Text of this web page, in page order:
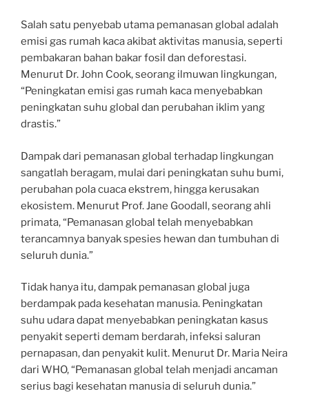
Salah satu penyebab utama pemanasan global adalah
emisi gas rumah kaca akibat aktivitas manusia, seperti
pembakaran bahan bakar fosil dan deforestasi.
Menurut Dr. John Cook, seorang ilmuwan lingkungan,
“Peningkatan emisi gas rumah kaca menyebabkan
peningkatan suhu global dan perubahan iklim yang
drastis.”
Dampak dari pemanasan global terhadap lingkungan
sangatlah beragam, mulai dari peningkatan suhu bumi,
perubahan pola cuaca ekstrem, hingga kerusakan
ekosistem. Menurut Prof. Jane Goodall, seorang ahli
primata, “Pemanasan global telah menyebabkan
terancamnya banyak spesies hewan dan tumbuhan di
seluruh dunia.”
Tidak hanya itu, dampak pemanasan global juga
berdampak pada kesehatan manusia. Peningkatan
suhu udara dapat menyebabkan peningkatan kasus
penyakit seperti demam berdarah, infeksi saluran
pernapasan, dan penyakit kulit. Menurut Dr. Maria Neira
dari WHO, “Pemanasan global telah menjadi ancaman
serius bagi kesehatan manusia di seluruh dunia.”